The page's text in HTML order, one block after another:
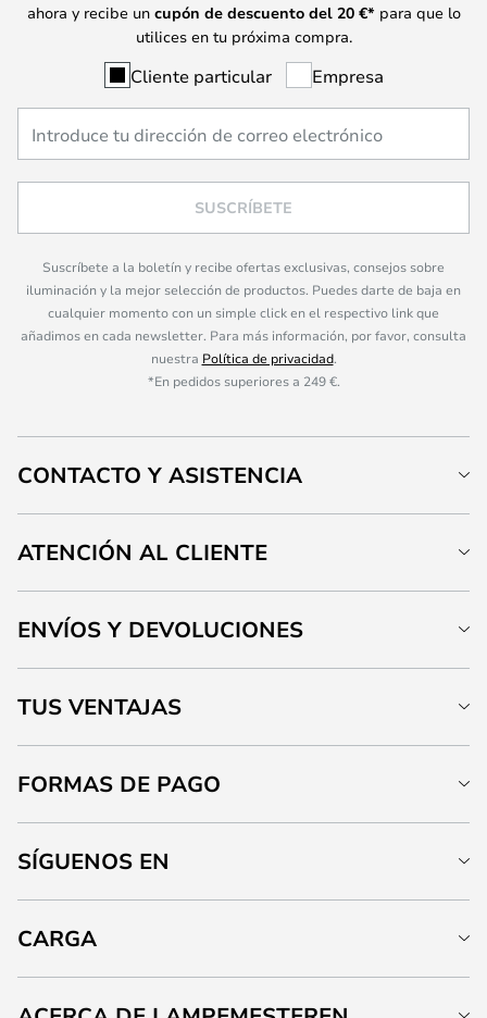
ahora y recibe un cupón de descuento del 20 €* para que lo
utilices en tu próxima compra.
Cliente particular Empresa
SUSCRÍBETE
Suscríbete a la boletín y recibe ofertas exclusivas, consejos sobre
iluminación y la mejor selección de productos. Puedes darte de baja en
cualquier momento con un simple click en el respectivo link que
añadimos en cada newsletter. Para más información, por favor, consulta
nuestra Política de privacidad.
*En pedidos superiores a 249 €.
CONTACTO Y ASISTENCIA
ATENCIÓN AL CLIENTE
ENVÍOS Y DEVOLUCIONES
TUS VENTAJAS
FORMAS DE PAGO
SÍGUENOS EN
CARGA